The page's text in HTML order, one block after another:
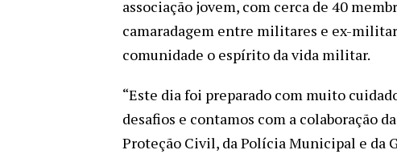
associação jovem, com cerca de 40
camaradagem entre militares e ex-
comunidade o espírito da vida militar.
“Este dia foi preparado com muito
desafios e contamos com a colaboração
Proteção Civil, da Polícia Municipal e da